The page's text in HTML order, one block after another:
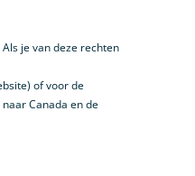
je van deze rechten
of voor de
Canada en de